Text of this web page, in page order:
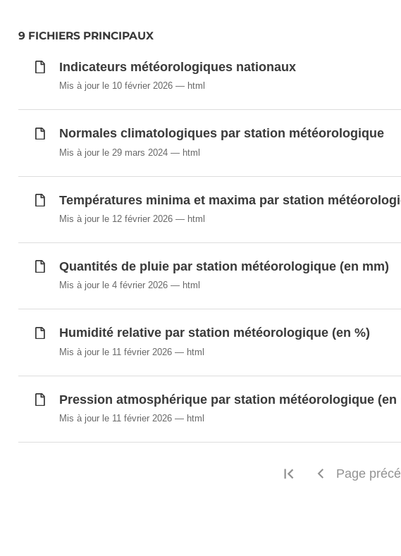
9 FICHIERS PRINCIPAUX
Indicateurs météorologiques nationaux
Mis à jour le 10 février 2026 html
Normales climatologiques par station météorologique
Mis à jour le 29 mars 2024 html
Températures minima et maxima par station
Mis à jour le 12 février 2026 html
Quantités de pluie par station météorologique (en mm)
Mis à jour le 4 février 2026 html
Humidité relative par station météorologique (en %)
Mis à jour le 11 février 2026 html
Pression atmosphérique par station météorologique (en
Mis à jour le 11 février 2026 html
Première page
Page